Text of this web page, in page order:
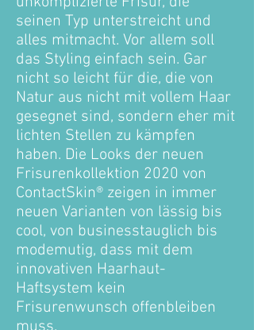
seinen Typ unterstreicht und
alles mitmacht. Vor allem soll
das Styling einfach sein. Gar
nicht so leicht für die, die von
Natur aus nicht mit vollem Haar
gesegnet sind, sondern eher mit
lichten Stellen zu kämpfen
haben. Die Looks der neuen
Frisurenkollektion 2020 von
ContactSkin® zeigen in immer
neuen Varianten von lässig bis
cool, von businesstauglich bis
modemutig, dass mit dem
innovativen Haarhaut-
Haftsystem kein
Frisurenwunsch offenbleiben